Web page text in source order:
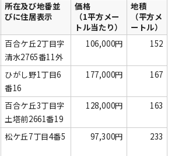
所在及び地番並
びに住居表示
価格
（1平方メー
トル当たり）
地積
（平方メ
ートル）
百合ケ丘2丁目字
清水2765番11外
106,000円 152
ひがし野1丁目6
番16
177,000円 167
百合ケ丘3丁目字
土塔前2661番19
128,000円 163
松ケ丘7丁目4番5 97,300円 233